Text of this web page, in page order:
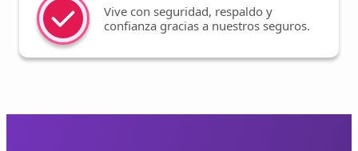
Vive con seguridad, respaldo y
confianza gracias a nuestros seguros.